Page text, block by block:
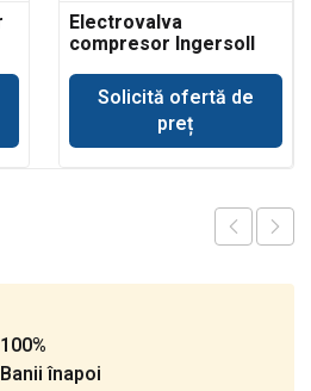
Electrovalva
compresor Ingersoll
Solicită ofertă de
preț
100%
Banii înapoi